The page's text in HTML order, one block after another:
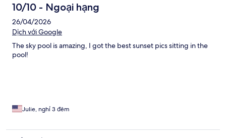
10/10 - Ngoại hạng
26/04/2026
Dịch với Google
The sky pool is amazing, I got the best sunset pics sitting in the
pool!
Julie, nghỉ 3 đêm